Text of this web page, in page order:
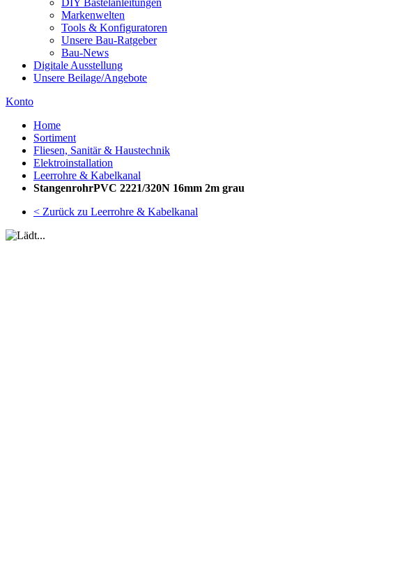
DIY Bastelanleitungen
Markenwelten
Tools & Konfiguratoren
Unsere Bau-Ratgeber
Bau-News
Digitale Ausstellung
Unsere Beilage/Angebote
Konto
Home
Sortiment
Fliesen, Sanitär & Haustechnik
Elektroinstallation
Leerrohre & Kabelkanal
StangenrohrPVC 2221/320N 16mm 2m grau
< Zurück zu Leerrohre & Kabelkanal